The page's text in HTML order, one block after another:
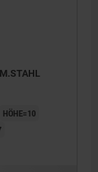
HÖHE=10